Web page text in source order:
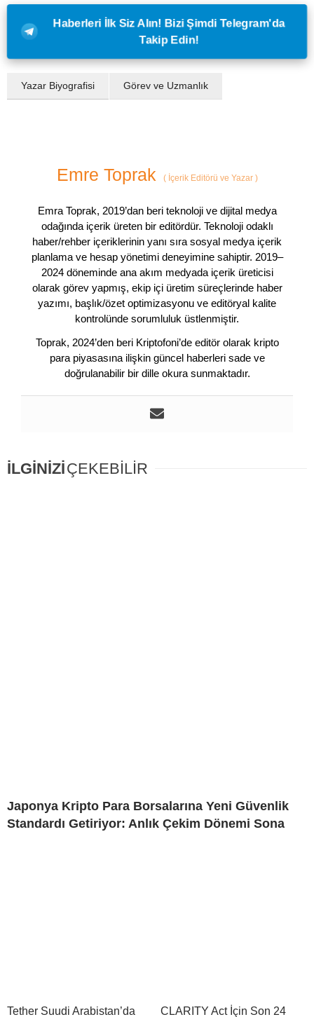
Haberleri İlk Siz Alın! Bizi Şimdi Telegram'da
Takip Edin!
Yazar Biyografisi Görev ve Uzmanlık
Emre Toprak (İçerik Editörü ve Yazar )
Emra Toprak, 2019’dan beri teknoloji ve dijital medya
odağında içerik üreten bir editördür. Teknoloji odaklı
haber/rehber içeriklerinin yanı sıra sosyal medya içerik
planlama ve hesap yönetimi deneyimine sahiptir. 2019–
2024 döneminde ana akım medyada içerik üreticisi
olarak görev yapmış, ekip içi üretim süreçlerinde haber
yazımı, başlık/özet optimizasyonu ve editöryal kalite
kontrolünde sorumluluk üstlenmiştir.
Toprak, 2024’den beri Kriptofoni’de editör olarak kripto
para piyasasına ilişkin güncel haberleri sade ve
doğrulanabilir bir dille okura sunmaktadır.
İLGİNİZİÇEKEBİLİR
Japonya Kripto Para Borsalarına Yeni Güvenlik
Standardı Getiriyor: Anlık Çekim Dönemi Sona
Tether Suudi Arabistan’da CLARITY Act İçin Son 24